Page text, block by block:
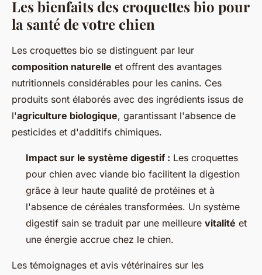
Les bienfaits des croquettes bio pour
la santé de votre chien
Les croquettes bio se distinguent par leur
composition naturelle et offrent des avantages
nutritionnels considérables pour les canins. Ces
produits sont élaborés avec des ingrédients issus de
l'agriculture biologique, garantissant l'absence de
pesticides et d'additifs chimiques.
Impact sur le système digestif : Les croquettes
pour chien avec viande bio facilitent la digestion
grâce à leur haute qualité de protéines et à
l'absence de céréales transformées. Un système
digestif sain se traduit par une meilleure vitalité et
une énergie accrue chez le chien.
Les témoignages et avis vétérinaires sur les